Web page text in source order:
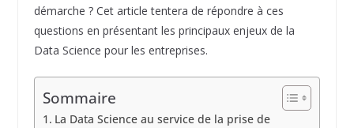
démarche ? Cet article tentera de répondre à ces
questions en présentant les principaux enjeux de la
Data Science pour les entreprises.
Sommaire
La Data Science au service de la prise de